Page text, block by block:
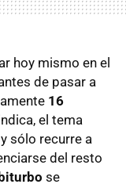
hoy mismo en el
de pasar a
16
el tema
sólo recurre a
del resto
se